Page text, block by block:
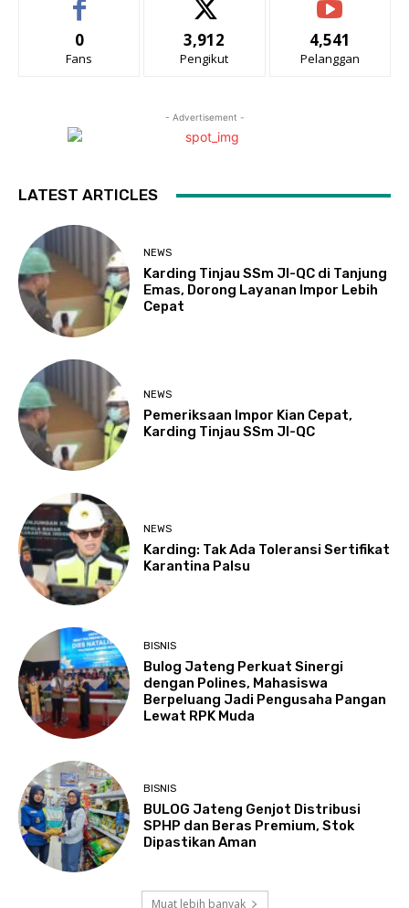
0
Fans
3,912
Pengikut
4,541
Pelanggan
- Advertisement -
LATEST ARTICLES
NEWS
Karding Tinjau SSm JI-QC di Tanjung
Emas, Dorong Layanan Impor Lebih
Cepat
NEWS
Pemeriksaan Impor Kian Cepat,
Karding Tinjau SSm JI-QC
NEWS
Karding: Tak Ada Toleransi Sertifikat
Karantina Palsu
BISNIS
Bulog Jateng Perkuat Sinergi
dengan Polines, Mahasiswa
Berpeluang Jadi Pengusaha Pangan
Lewat RPK Muda
BISNIS
BULOG Jateng Genjot Distribusi
SPHP dan Beras Premium, Stok
Dipastikan Aman
Muat lebih banyak